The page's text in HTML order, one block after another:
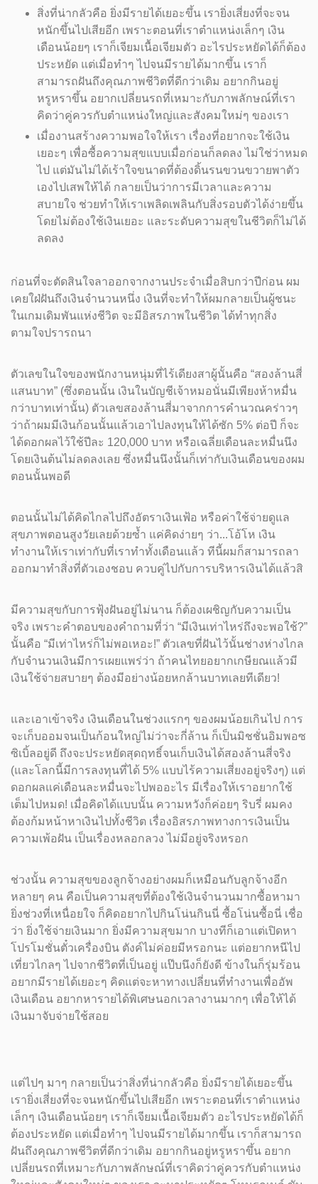
สิ่งที่น่ากลัวคือ ยิ่งมีรายได้เยอะขึ้น เรายิ่งเสี่ยงที่จะจน
หนักขึ้นไปเสียอีก เพราะตอนที่เราตำแหน่งเล็กๆ เงิน
เดือนน้อยๆ เราก็เจียมเนื้อเจียมตัว อะไรประหยัดได้ก็ต้อง
ประหยัด แต่เมื่อทำๆ ไปจนมีรายได้มากขึ้น เราก็
สามารถฝันถึงคุณภาพชีวิตที่ดีกว่าเดิม อยากกินอยู่
หรูหราขึ้น อยากเปลี่ยนรถที่เหมาะกับภาพลักษณ์ที่เรา
คิดว่าคู่ควรกับตำแหน่งใหญ่และสังคมใหม่ๆ ของเรา
เมื่องานสร้างความพอใจให้เรา เรื่องที่อยากจะใช้เงิน
เยอะๆ เพื่อซื้อความสุขแบบเมื่อก่อนก็ลดลง ไม่ใช่ว่าหมด
ไป แต่มันไม่ได้เร้าใจขนาดที่ต้องดิ้นรนขวนขวายพาตัว
เองไปเสพให้ได้ กลายเป็นว่าการมีเวลาและความ
สบายใจ ช่วยทำให้เราเพลิดเพลินกับสิ่งรอบตัวได้ง่ายขึ้น
โดยไม่ต้องใช้เงินเยอะ และระดับความสุขในชีวิตก็ไม่ได้
ลดลง
ก่อนที่จะตัดสินใจลาออกจากงานประจำเมื่อสิบกว่าปีก่อน ผม
เคยใฝ่ฝันถึงเงินจำนวนหนึ่ง เงินที่จะทำให้ผมกลายเป็นผู้ชนะ
ในเกมเดิมพันแห่งชีวิต จะมีอิสรภาพในชีวิต ได้ทำทุกสิ่ง
ตามใจปรารถนา
ตัวเลขในใจของพนักงานหนุ่มที่ไร้เดียงสาผู้นั้นคือ “สองล้านสี่
แสนบาท” (ซึ่งตอนนั้น เงินในบัญชีเจ้าหมอนั่นมีเพียงห้าหมื่น
กว่าบาทเท่านั้น) ตัวเลขสองล้านสี่มาจากการคำนวณคร่าวๆ
ว่าถ้าผมมีเงินก้อนนั้นแล้วเอาไปลงทุนให้ได้ซัก 5% ต่อปี ก็จะ
ได้ดอกผลไว้ใช้ปีละ 120,000 บาท หรือเฉลี่ยเดือนละหมื่นนึง
โดยเงินต้นไม่ลดลงเลย ซึ่งหมื่นนึงนั้นก็เท่ากับเงินเดือนของผม
ตอนนั้นพอดี
ตอนนั้นไม่ได้คิดไกลไปถึงอัตราเงินเฟ้อ หรือค่าใช้จ่ายดูแล
สุขภาพตอนสูงวัยเลยด้วยซ้ำ แค่คิดง่ายๆ ว่า...โอ้โห เงิน
ทำงานให้เราเท่ากับที่เราทำทั้งเดือนแล้ว ทีนี้ผมก็สามารถลา
ออกมาทำสิ่งที่ตัวเองชอบ ควบคู่ไปกับการบริหารเงินได้แล้วสิ
มีความสุขกับการฟุ้งฝันอยู่ไม่นาน ก็ต้องเผชิญกับความเป็น
จริง เพราะคำตอบของคำถามที่ว่า “มีเงินเท่าไหร่ถึงจะพอใช้?”
นั้นคือ “มีเท่าไหร่ก็ไม่พอเหอะ!” ตัวเลขที่ฝันไว้นั้นช่างห่างไกล
กับจำนวนเงินมีการเผยแพร่ว่า ถ้าคนไทยอยากเกษียณแล้วมี
เงินใช้จ่ายสบายๆ ต้องมีอย่างน้อยหกล้านบาทเลยทีเดียว!
และเอาเข้าจริง เงินเดือนในช่วงแรกๆ ของผมน้อยเกินไป การ
จะเก็บออมจนเป็นก้อนใหญ่ไม่ว่าจะกี่ล้าน ก็เป็นมิชชั่นอิมพอซ
ซิเบิ้ลอยู่ดี ถึงจะประหยัดสุดฤทธิ์จนเก็บเงินได้สองล้านสี่จริง
(และโลกนี้มีการลงทุนที่ได้ 5% แบบไร้ความเสี่ยงอยู่จริงๆ) แต่
ดอกผลแค่เดือนละหมื่นจะไปพออะไร มีเรื่องให้เราอยากใช้
เต็มไปหมด! เมื่อคิดได้แบบนั้น ความหวังก็ค่อยๆ ริบรี่ ผมคง
ต้องก้มหน้าหาเงินไปทั้งชีวิต เรื่องอิสรภาพทางการเงินเป็น
ความเพ้อฝัน เป็นเรื่องหลอกลวง ไม่มีอยู่จริงหรอก
ช่วงนั้น ความสุขของลูกจ้างอย่างผมก็เหมือนกับลูกจ้างอีก
หลายๆ คน คือเป็นความสุขที่ต้องใช้เงินจำนวนมากซื้อหามา
ยิ่งช่วงที่เหนื่อยใจ ก็คิดอยากไปกินโน่นกินนี่ ซื้อโน่นซื้อนี่ เชื่อ
ว่า ยิ่งใช้จ่ายเงินมาก ยิ่งมีความสุขมาก บางทีก็เอาแต่เปิดหา
โปรโมชั่นตั๋วเครื่องบิน ตังค์ไม่ค่อยมีหรอกนะ แต่อยากหนีไป
เที่ยวไกลๆ ไปจากชีวิตที่เป็นอยู่ แป๊บนึงก็ยังดี ข้างในก็รุ่มร้อน
อยากมีรายได้เยอะๆ คิดแต่จะหาทางเปลี่ยนที่ทำงานเพื่ออัพ
เงินเดือน อยากหารายได้พิเศษนอกเวลางานมากๆ เพื่อให้ได้
เงินมาจับจ่ายใช้สอย
แต่ไปๆ มาๆ กลายเป็นว่าสิ่งที่น่ากลัวคือ ยิ่งมีรายได้เยอะขึ้น
เรายิ่งเสี่ยงที่จะจนหนักขึ้นไปเสียอีก เพราะตอนที่เราตำแหน่ง
เล็กๆ เงินเดือนน้อยๆ เราก็เจียมเนื้อเจียมตัว อะไรประหยัดได้ก็
ต้องประหยัด แต่เมื่อทำๆ ไปจนมีรายได้มากขึ้น เราก็สามารถ
ฝันถึงคุณภาพชีวิตที่ดีกว่าเดิม อยากกินอยู่หรูหราขึ้น อยาก
เปลี่ยนรถที่เหมาะกับภาพลักษณ์ที่เราคิดว่าคู่ควรกับตำแหน่ง